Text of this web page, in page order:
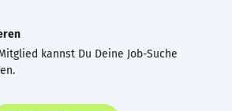
kannst Du Deine Job-Suche